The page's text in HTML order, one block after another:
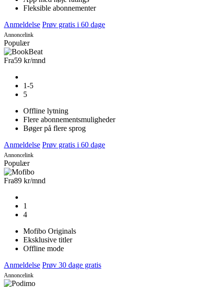
Fleksible abonnementer
Anmeldelse Prøv gratis i 60 dage
Annoncelink
Populær
Fra59 kr/mnd
1-5
5
Offline lytning
Flere abonnementsmuligheder
Bøger på flere sprog
Anmeldelse Prøv gratis i 60 dage
Annoncelink
Populær
Fra89 kr/mnd
1
4
Mofibo Originals
Eksklusive titler
Offline mode
Anmeldelse Prøv 30 dage gratis
Annoncelink